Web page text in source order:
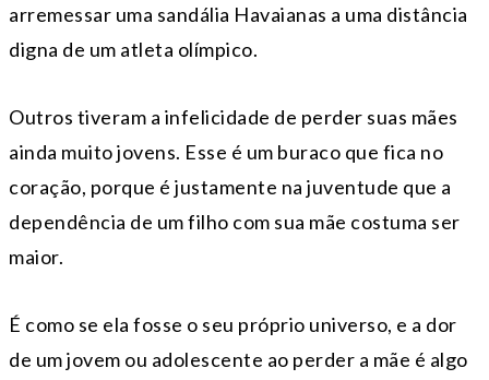
arremessar uma sandália Havaianas a uma distância
digna de um atleta olímpico.
Outros tiveram a infelicidade de perder suas mães
ainda muito jovens. Esse é um buraco que fica no
coração, porque é justamente na juventude que a
dependência de um filho com sua mãe costuma ser
maior.
É como se ela fosse o seu próprio universo, e a dor
de um jovem ou adolescente ao perder a mãe é algo